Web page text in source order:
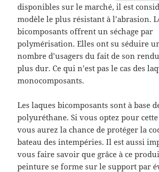
disponibles sur le marché, il est
modèle le plus résistant à l’abrasion.
bicomposants offrent un séchage par
polymérisation. Elles ont su séduire
nombre d’usagers du fait de son
plus dur. Ce qui n’est pas le cas des
monocomposants.
Les laques bicomposants sont à base
polyuréthane. Si vous optez pour
vous aurez la chance de protéger la
bateau des intempéries. Il est aussi
vous faire savoir que grâce à ce
peinture se forme sur le support par